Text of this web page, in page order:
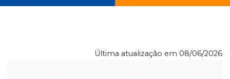
Última atualização em 08/06/2026